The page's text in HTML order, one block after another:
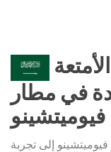
في مطار
فيوميتشينو
إلى تجربة